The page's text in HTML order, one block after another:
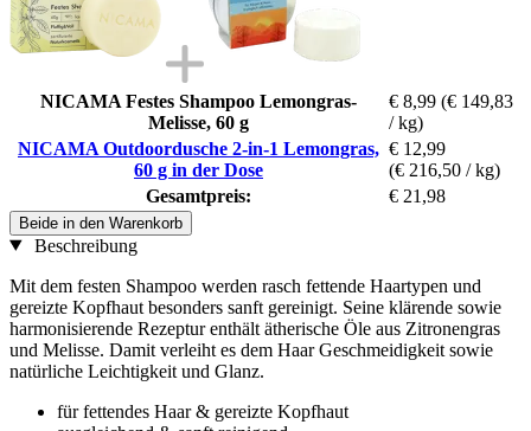
NICAMA Festes Shampoo Lemongras-
Melisse, 60 g
€ 8,99 (€ 149,83
/ kg)
NICAMA Outdoordusche 2-in-1 Lemongras,
60 g in der Dose
€ 12,99
(€ 216,50 / kg)
Gesamtpreis:
€ 21,98
Beide in den Warenkorb
Beschreibung
Mit dem festen Shampoo werden rasch fettende Haartypen und
gereizte Kopfhaut besonders sanft gereinigt. Seine klärende sowie
harmonisierende Rezeptur enthält ätherische Öle aus Zitronengras
und Melisse. Damit verleiht es dem Haar Geschmeidigkeit sowie
natürliche Leichtigkeit und Glanz.
für fettendes Haar & gereizte Kopfhaut